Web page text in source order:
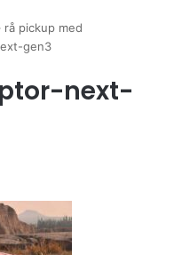
rå pickup med
gen3
next-